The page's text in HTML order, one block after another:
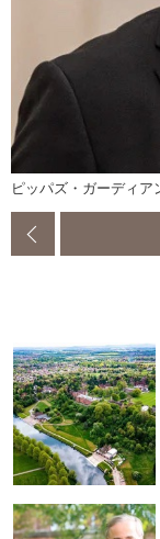
ピッパズ・ガーディア